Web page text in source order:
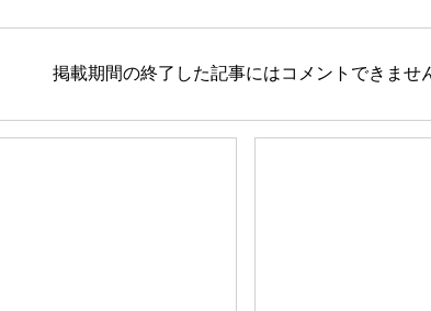
掲載期間の終了した記事にはコメントできませ